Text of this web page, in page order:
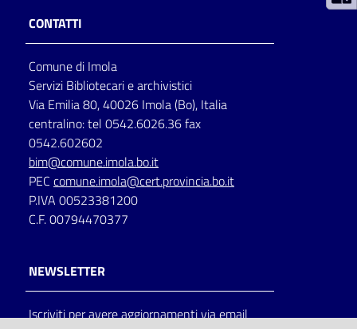
per
lettura
Seguici
su
CONTATTI
Comune di Imola
Servizi Bibliotecari e archivistici
Via Emilia 80, 40026 Imola (Bo), Italia
centralino: tel 0542.6026.36 fax
0542.602602
bim@comune.imola.bo.it
PEC comune.imola@cert.provincia.bo.it
P.IVA 00523381200
C.F. 00794470377
NEWSLETTER
Iscriviti per avere aggiornamenti via email